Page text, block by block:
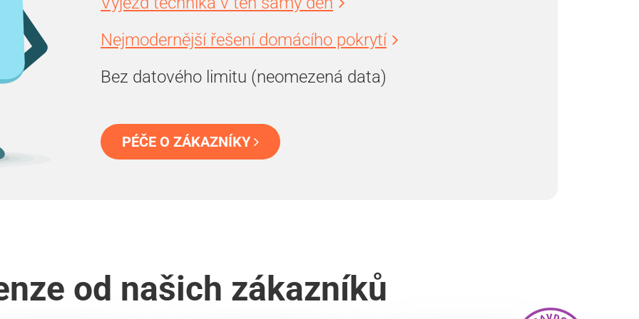
Nejmodernější řešení domácího pokrytí
Bez datového limitu (neomezená data)
PÉČE O ZÁKAZNÍKY
od našich zákazníků